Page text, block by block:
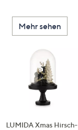
Mehr sehen
LUMIDA Xmas Hirsch-